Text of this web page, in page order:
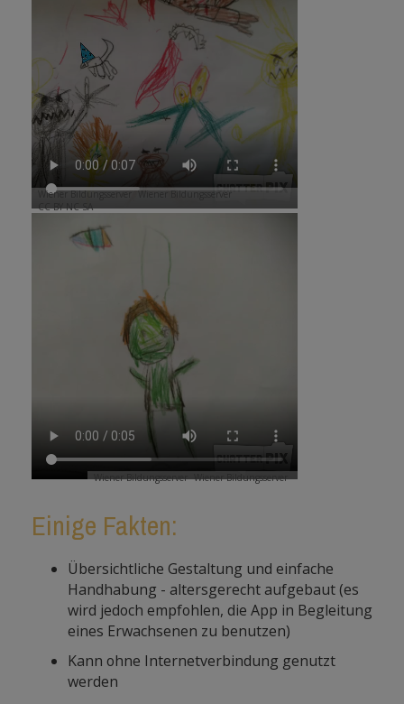
Wiener Bildungsserver Wiener Bildungsserver
CC BY NC SA
Wiener Bildungsserver Wiener Bildungsserver
Einige Fakten:
Übersichtliche Gestaltung und einfache
Handhabung - altersgerecht aufgebaut (es
wird jedoch empfohlen, die App in Begleitung
eines Erwachsenen zu benutzen)
Kann ohne Internetverbindung genutzt
werden